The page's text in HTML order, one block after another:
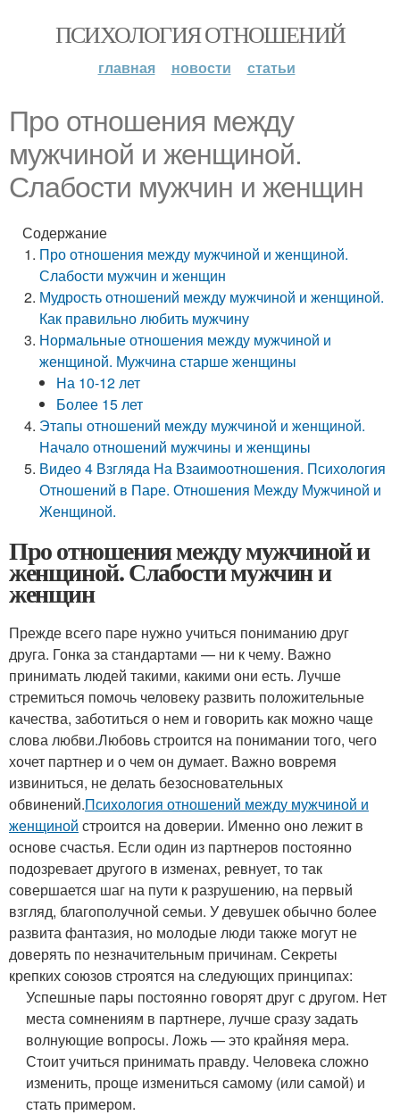
ПСИХОЛОГИЯ ОТНОШЕНИЙ
главная новости статьи
Про отношения между
мужчиной и женщиной.
Слабости мужчин и женщин
Содержание
Про отношения между мужчиной и женщиной.
Слабости мужчин и женщин
Мудрость отношений между мужчиной и женщиной.
Как правильно любить мужчину
Нормальные отношения между мужчиной и
женщиной. Мужчина старше женщины
На 10-12 лет
Более 15 лет
Этапы отношений между мужчиной и женщиной.
Начало отношений мужчины и женщины
Видео 4 Взгляда На Взаимоотношения. Психология
Отношений в Паре. Отношения Между Мужчиной и
Женщиной.
Про отношения между мужчиной и
женщиной. Слабости мужчин и
женщин
Прежде всего паре нужно учиться пониманию друг
друга. Гонка за стандартами — ни к чему. Важно
принимать людей такими, какими они есть. Лучше
стремиться помочь человеку развить положительные
качества, заботиться о нем и говорить как можно чаще
слова любви.Любовь строится на понимании того, чего
хочет партнер и о чем он думает. Важно вовремя
извиниться, не делать безосновательных
обвинений.Психология отношений между мужчиной и
женщиной строится на доверии. Именно оно лежит в
основе счастья. Если один из партнеров постоянно
подозревает другого в изменах, ревнует, то так
совершается шаг на пути к разрушению, на первый
взгляд, благополучной семьи. У девушек обычно более
развита фантазия, но молодые люди также могут не
доверять по незначительным причинам. Секреты
крепких союзов строятся на следующих принципах:
Успешные пары постоянно говорят друг с другом. Нет
места сомнениям в партнере, лучше сразу задать
волнующие вопросы. Ложь — это крайняя мера.
Стоит учиться принимать правду. Человека сложно
изменить, проще измениться самому (или самой) и
стать примером.